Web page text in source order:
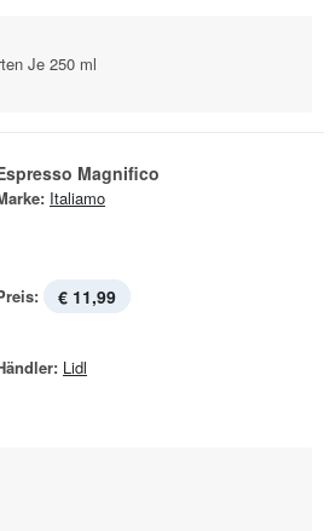
Je 250 ml
Magnifico
Italiamo
€ 11,99
Lidl